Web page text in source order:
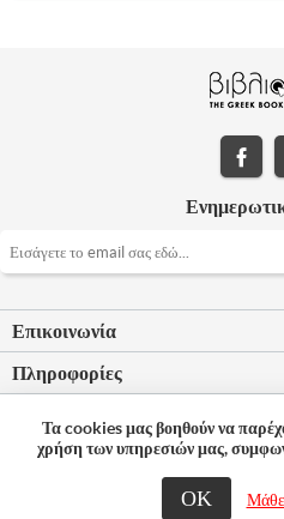
Επικοινωνία
Πληροφορίες
Ο λογαριασμός μου
© 2026
Τα cookies μας βοηθούν να
χρήση των υπηρεσιών μας,
ΟΚ Μάθε